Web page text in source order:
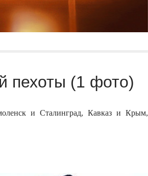
пехоты (1 фото)
и Сталинград, Кавказ и Крым,